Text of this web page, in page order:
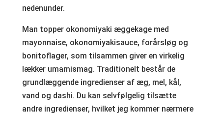
nedenunder.
Man topper okonomiyaki æggekage med
mayonnaise, okonomiyakisauce, forårsløg og
bonitoflager, som tilsammen giver en virkelig
lækker umamismag. Traditionelt består de
grundlæggende ingredienser af æg, mel, kål,
vand og dashi. Du kan selvfølgelig tilsætte
andre ingredienser, hvilket jeg kommer nærmere